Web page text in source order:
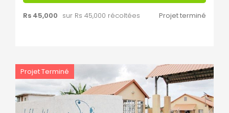
Rs 45,000 sur Rs 45,000 récoltées Projet terminé
Projet Terminé